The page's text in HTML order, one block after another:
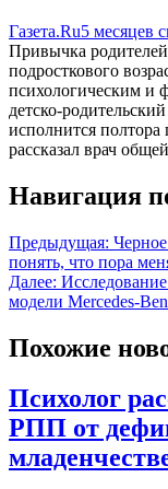
Газета.Ru5 месяцев
Привычка родителей
подросткового
психологическим и
детско-
исполнится
рассказал врач
Навигация
Предыдущая:
понять, что пора
Далее:
модели Mercedes-
Похожие
Психолог
РПП от